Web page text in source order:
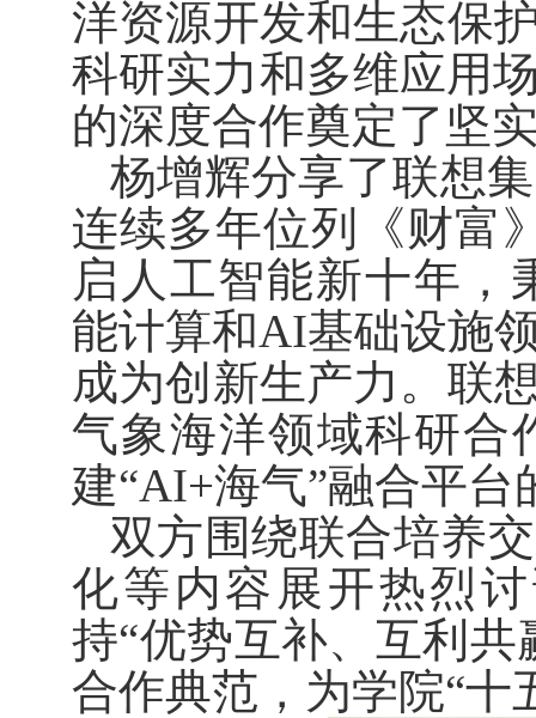
洋资源开发和生态保
科研实力和多维应用
的深度合作奠定了坚
杨增辉分享了联想
连续多年位列《财富
启人工智能新十年，
能计算和AI基础设施
成为创新生产力。联
气象海洋领域科研合
建“AI+海气”融合平台
双方围绕联合培养
化等内容展开热烈
持“优势互补、互利
合作典范，为学院“十